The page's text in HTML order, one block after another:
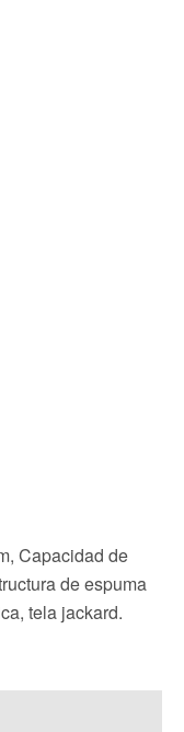
Capacidad de
de espuma
tela jackard.